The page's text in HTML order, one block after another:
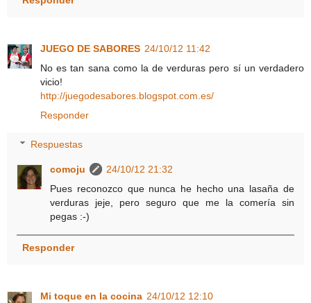
JUEGO DE SABORES 24/10/12 11:42
No es tan sana como la de verduras pero sí un verdadero
vicio!
http://juegodesabores.blogspot.com.es/
Responder
Respuestas
comoju
24/10/12 21:32
Pues reconozco que nunca he hecho una lasaña de
verduras jeje, pero seguro que me la comería sin
pegas :-)
Responder
Mi toque en la cocina 24/10/12 12:10